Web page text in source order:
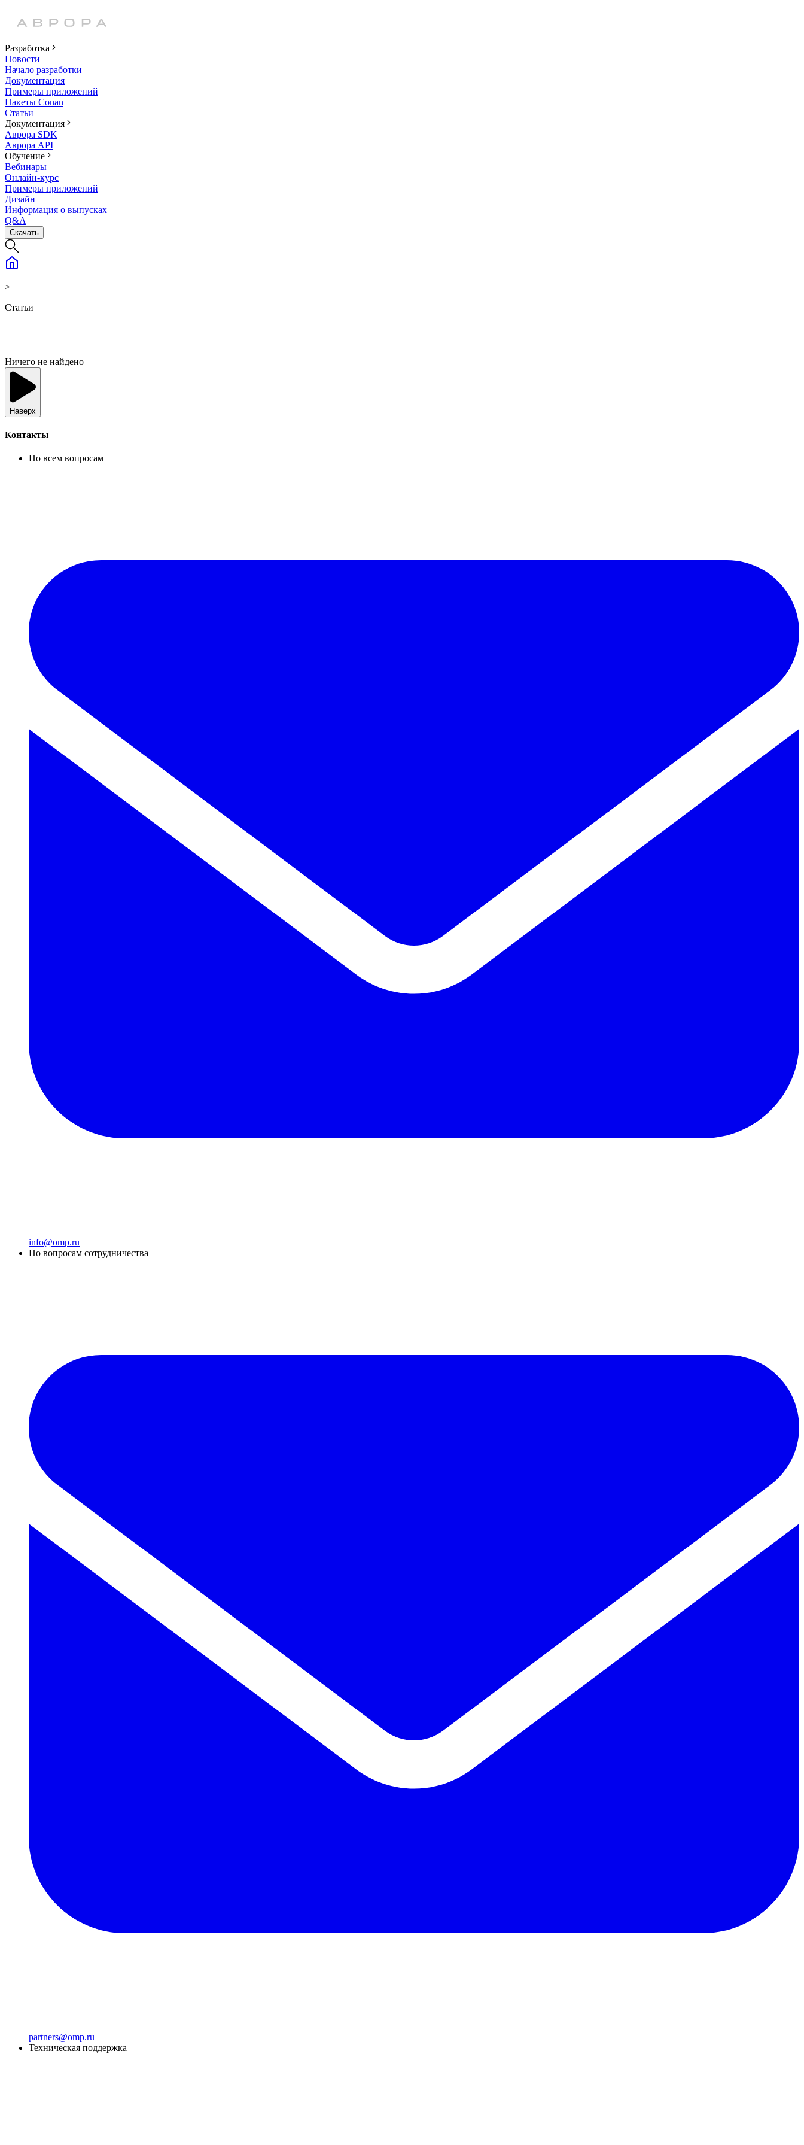
Разработка
Новости
Начало разработки
Документация
Примеры приложений
Пакеты Conan
Статьи
Документация
Аврора SDK
Аврора API
Обучение
Вебинары
Онлайн-курс
Примеры приложений
Дизайн
Информация о выпусках
Q&A
Скачать
>
Статьи
Ничего не найдено
Наверх
Контакты
По всем вопросам
info@omp.ru
По вопросам сотрудничества
partners@omp.ru
Техническая поддержка